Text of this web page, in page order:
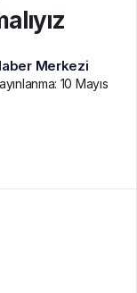
Merkezi
10 Mayıs